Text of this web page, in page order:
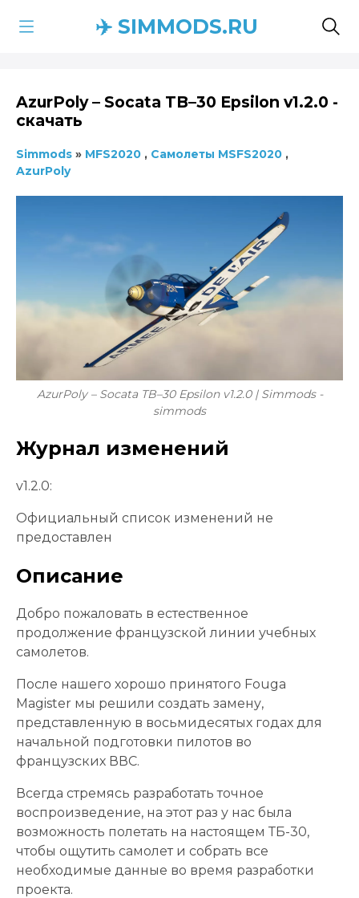
✈️ SIMMODS.RU
AzurPoly – Socata TB–30 Epsilon v1.2.0 -
скачать
Simmods » MFS2020 , Самолеты MSFS2020 ,
AzurPoly
AzurPoly – Socata TB–30 Epsilon v1.2.0 | Simmods -
simmods
Журнал изменений
v1.2.0:
Официальный список изменений не
предоставлен
Описание
Добро пожаловать в естественное
продолжение французской линии учебных
самолетов.
После нашего хорошо принятого Fouga
Magister мы решили создать замену,
представленную в восьмидесятых годах для
начальной подготовки пилотов во
французских ВВС.
Всегда стремясь разработать точное
воспроизведение, на этот раз у нас была
возможность полетать на настоящем ТБ-30,
чтобы ощутить самолет и собрать все
необходимые данные во время разработки
проекта.